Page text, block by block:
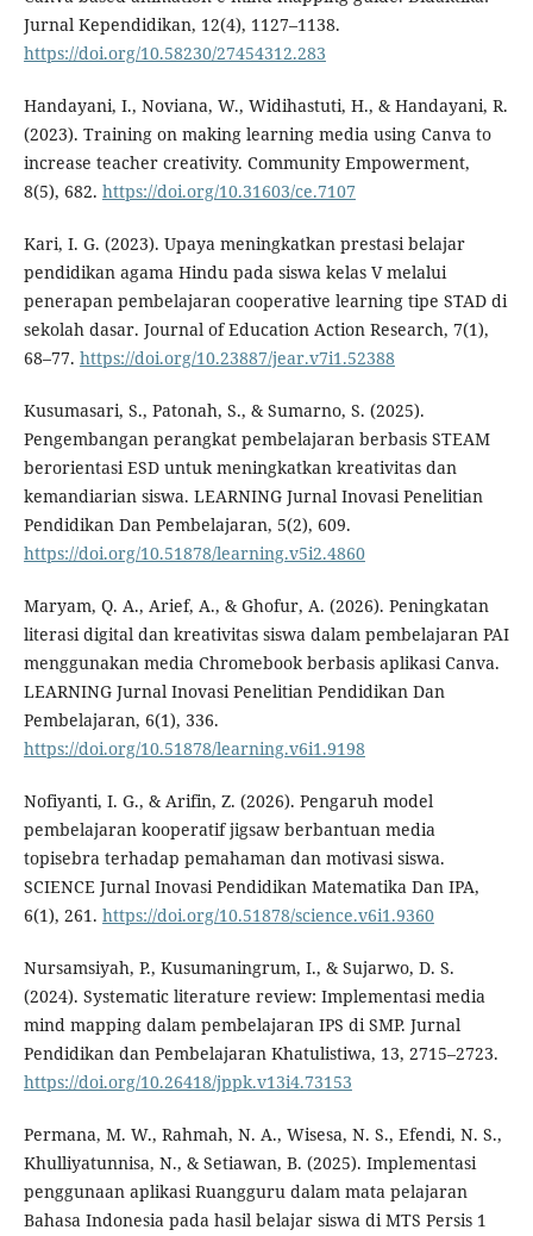
Jurnal Kependidikan, 12(4), 1127–1138.
https://doi.org/10.58230/27454312.283
Handayani, I., Noviana, W., Widihastuti, H., & Handayani, R.
(2023). Training on making learning media using Canva to
increase teacher creativity. Community Empowerment,
8(5), 682. https://doi.org/10.31603/ce.7107
Kari, I. G. (2023). Upaya meningkatkan prestasi belajar
pendidikan agama Hindu pada siswa kelas V melalui
penerapan pembelajaran cooperative learning tipe STAD di
sekolah dasar. Journal of Education Action Research, 7(1),
68–77. https://doi.org/10.23887/jear.v7i1.52388
Kusumasari, S., Patonah, S., & Sumarno, S. (2025).
Pengembangan perangkat pembelajaran berbasis STEAM
berorientasi ESD untuk meningkatkan kreativitas dan
kemandiarian siswa. LEARNING Jurnal Inovasi Penelitian
Pendidikan Dan Pembelajaran, 5(2), 609.
https://doi.org/10.51878/learning.v5i2.4860
Maryam, Q. A., Arief, A., & Ghofur, A. (2026). Peningkatan
literasi digital dan kreativitas siswa dalam pembelajaran PAI
menggunakan media Chromebook berbasis aplikasi Canva.
LEARNING Jurnal Inovasi Penelitian Pendidikan Dan
Pembelajaran, 6(1), 336.
https://doi.org/10.51878/learning.v6i1.9198
Nofiyanti, I. G., & Arifin, Z. (2026). Pengaruh model
pembelajaran kooperatif jigsaw berbantuan media
topisebra terhadap pemahaman dan motivasi siswa.
SCIENCE Jurnal Inovasi Pendidikan Matematika Dan IPA,
6(1), 261. https://doi.org/10.51878/science.v6i1.9360
Nursamsiyah, P., Kusumaningrum, I., & Sujarwo, D. S.
(2024). Systematic literature review: Implementasi media
mind mapping dalam pembelajaran IPS di SMP. Jurnal
Pendidikan dan Pembelajaran Khatulistiwa, 13, 2715–2723.
https://doi.org/10.26418/jppk.v13i4.73153
Permana, M. W., Rahmah, N. A., Wisesa, N. S., Efendi, N. S.,
Khulliyatunnisa, N., & Setiawan, B. (2025). Implementasi
penggunaan aplikasi Ruangguru dalam mata pelajaran
Bahasa Indonesia pada hasil belajar siswa di MTS Persis 1